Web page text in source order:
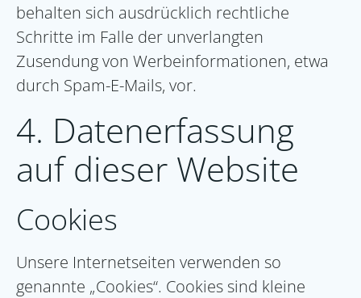
behalten sich ausdrücklich rechtliche
Schritte im Falle der unverlangten
Zusendung von Werbeinformationen, etwa
durch Spam-E-Mails, vor.
4. Datenerfassung
auf dieser Website
Cookies
Unsere Internetseiten verwenden so
genannte „Cookies“. Cookies sind kleine